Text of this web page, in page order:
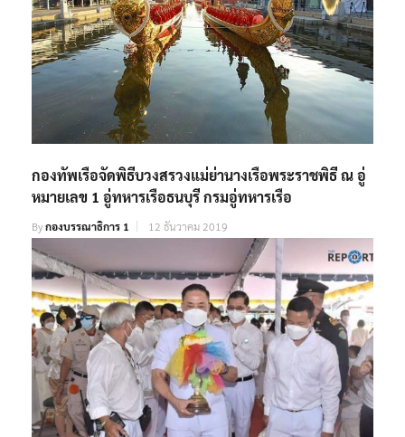
กองทัพเรือจัดพิธีบวงสรวงแม่ย่านางเรือพระราชพิธี ณ อู่
หมายเลข 1 อู่ทหารเรือธนบุรี กรมอู่ทหารเรือ
Byกองบรรณาธิการ 1 12 ธันวาคม 2019